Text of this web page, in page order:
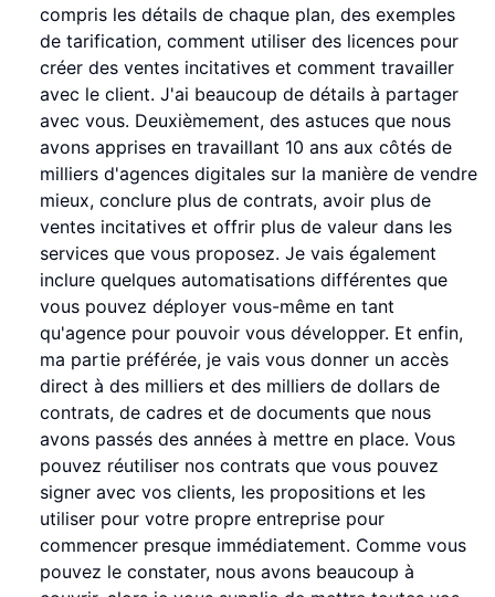
compris les détails de chaque plan, des exemples
de tarification, comment utiliser des licences pour
créer des ventes incitatives et comment travailler
avec le client. J'ai beaucoup de détails à partager
avec vous. Deuxièmement, des astuces que nous
avons apprises en travaillant 10 ans aux côtés de
milliers d'agences digitales sur la manière de vendre
mieux, conclure plus de contrats, avoir plus de
ventes incitatives et offrir plus de valeur dans les
services que vous proposez. Je vais également
inclure quelques automatisations différentes que
vous pouvez déployer vous-même en tant
qu'agence pour pouvoir vous développer. Et enfin,
ma partie préférée, je vais vous donner un accès
direct à des milliers et des milliers de dollars de
contrats, de cadres et de documents que nous
avons passés des années à mettre en place. Vous
pouvez réutiliser nos contrats que vous pouvez
signer avec vos clients, les propositions et les
utiliser pour votre propre entreprise pour
commencer presque immédiatement. Comme vous
pouvez le constater, nous avons beaucoup à